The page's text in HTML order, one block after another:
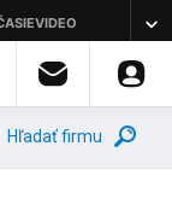
Hľadať firmu